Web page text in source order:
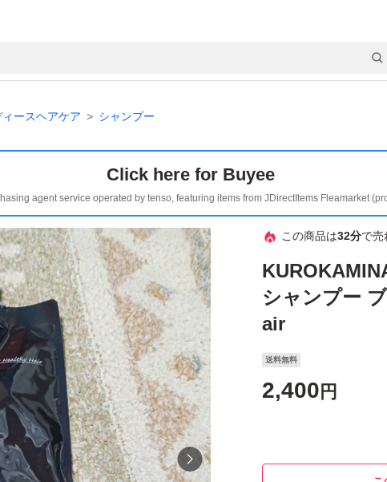
ィースヘアケア シャンプー
Click here for Buyee
agent service operated by tenso, featuring items from JDirectItems Fleamarket
この商品は32分で売
シャンプー
air
送料無料
2,400 円